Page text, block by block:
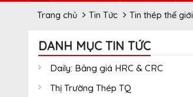
Trang chủ Tin Tức Tin thép thế giới
DANH MỤC TIN TỨC
Daily: Bảng giá HRC & CRC
Thị Trường Thép TQ